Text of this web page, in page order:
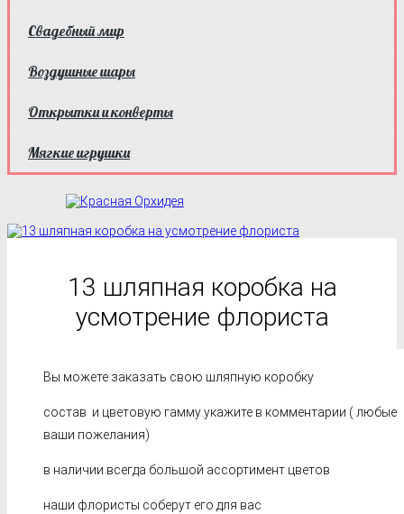
Свадебный мир
Воздушные шары
Открытки и конверты
Мягкие игрушки
13 шляпная коробка на
усмотрение флориста
Вы можете заказать свою шляпную коробку
состав и цветовую гамму укажите в комментарии ( любые
ваши пожелания)
в наличии всегда большой ассортимент цветов
наши флористы соберут его для вас